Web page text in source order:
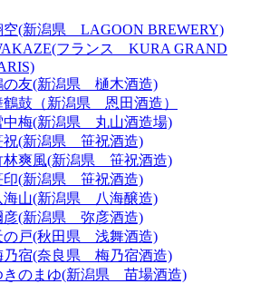
空(新潟県 LAGOON BREWERY)
フランス KURA GRAND
の友(新潟県 樋木酒造)
鶴鼓（新潟県 恩田酒造）
中梅(新潟県 丸山酒造場)
祝(新潟県 笹祝酒造)
林爽風(新潟県 笹祝酒造)
印(新潟県 笹祝酒造)
海山(新潟県 八海醸造)
彦(新潟県 弥彦酒造)
の戸(秋田県 浅舞酒造)
乃宿(奈良県 梅乃宿酒造)
きのまゆ(新潟県 苗場酒造)